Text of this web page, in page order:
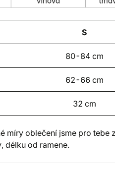
S
80-84 cm
62-66 cm
32 cm
míry oblečení jsme pro tebe
délku od ramene.